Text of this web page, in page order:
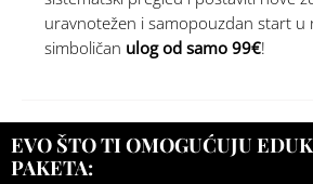
uravnotežen i samopouzdan start u
simboličan ulog od samo 99€!
EVO ŠTO TI OMOGUĆUJU
PAKETA: